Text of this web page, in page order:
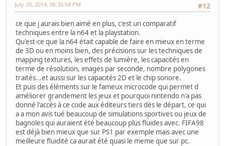
#12
July 20, 2014, 06:30:04 PM
ce que j aurais bien aimé en plus, c'est un comparatif
techniques entre la n64 et la playstation.
Qu'est-ce que la n64 était capable de faire en mieux en terme
de 3D ou en moins bien, des précisions sur les techniques de
mapping textures, les effets de lumière, les capacités en
terme de résolution, images par seconde, nombre polygones
traités...et aussi sur les capacités 2D et le chip sonore.
Et puis des éléments sur le fameux microcode qui permet d
améliorer grandement les jeux et pourquoi nintendo n'a pas
donné l'accès à ce code aux éditeurs tiers dès le départ, ce qui
a a mon avis tué beaucoup de simulations sportives ou jeux de
bagnoles qui auraient été beaucoup plus fluides avec. FIFA98
est déjà bien mieux que sur PS1 par exemple mais avec une
meilleure fluidité ca aurait été quasi le meme que sur pc.